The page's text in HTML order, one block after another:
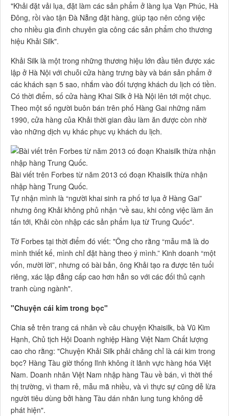
"Khải đặt vải lụa, đặt làm các sản phẩm ở làng lụa Vạn Phúc, Hà
Đông, rồi vào tận Đà Nẵng đặt hàng, giúp tạo nên công việc
cho nhiều gia đình chuyên gia công các sản phẩm cho thương
hiệu Khải Silk".
Khải Silk là một trong những thương hiệu lớn đầu tiên được xác
lập ở Hà Nội với chuỗi cửa hàng trưng bày và bán sản phẩm ở
các khách sạn 5 sao, nhắm vào đối tượng khách du lịch có tiền.
Có thời điểm, số cửa hàng Khai Silk ở Hà Nội lên tới một chục.
Theo một số người buôn bán trên phố Hàng Gai những năm
1990, cửa hàng của Khải thời gian đầu làm ăn được còn nhờ
vào những dịch vụ khác phục vụ khách du lịch.
Bài viết trên Forbes từ năm 2013 có đoạn Khaisilk thừa nhận
nhập hàng Trung Quốc.
Tự nhận mình là “người khai sinh ra phố tơ lụa ở Hàng Gai”
nhưng ông Khải không phủ nhận “về sau, khi công việc làm ăn
tấn tới, Khải còn nhập các sản phẩm lụa từ Trung Quốc".
Tờ Forbes tại thời điểm đó viết: "Ông cho rằng “mẫu mã là do
mình thiết kế, mình chỉ đặt hàng theo ý mình.” Kinh doanh “một
vốn, mười lời”, nhưng có bài bản, ông Khải tạo ra được tên tuổi
riêng, xác lập đẳng cấp cao hơn hẳn so với các đối thủ cạnh
tranh cùng ngành".
"Chuyện cái kim trong bọc"
Chia sẻ trên trang cá nhân về câu chuyện Khaisilk, bà Vũ Kim
Hạnh, Chủ tịch Hội Doanh nghiệp Hàng Việt Nam Chất lượng
cao cho rằng: "Chuyện Khải Silk phải chăng chỉ là cái kim trong
bọc? Hàng Tàu giờ thống lĩnh không ít lãnh vực hàng hóa Việt
Nam. Doanh nhân Việt Nam nhập hàng Tàu về bán, vì thời thế
thị trường, vì tham rẻ, mẫu mã nhiều, và vì thực sự cũng dễ lừa
người tiêu dùng bởi hàng Tàu dán nhãn lung tung không dễ
phát hiện".